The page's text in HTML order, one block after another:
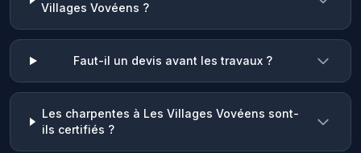
Villages Vovéens ?
Faut-il un devis avant les travaux ?
Les charpentes à Les Villages Vovéens sont-
ils certifiés ?